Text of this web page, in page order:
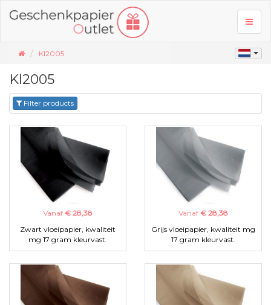
Kl2005
Kl2005
Filter products
Vanaf € 28,38
Zwart vloeipapier, kwaliteit
mg 17 gram kleurvast.
Vanaf € 28,38
Grijs vloeipapier, kwaliteit mg
17 gram kleurvast.